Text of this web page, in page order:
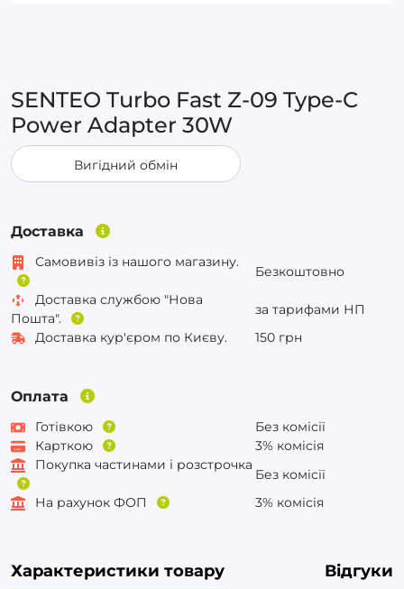
SENTEO Turbo Fast Z-09 Type-C
Power Adapter 30W
Вигідний обмін
Доставка
Самовивіз із нашого магазину.
Безкоштовно
Доставка службою "Нова
Пошта".
за тарифами НП
Доставка кур'єром по Києву.
150 грн
Оплата
Готівкою
Без комісії
Карткою
3% комісія
Покупка частинами і розстрочка
Без комісії
На рахунок ФОП
3% комісія
Характеристики товару Відгуки